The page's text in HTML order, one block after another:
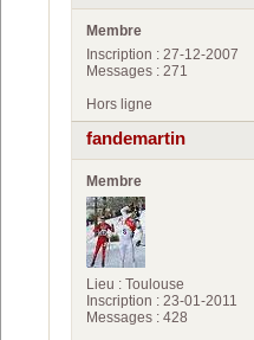
Membre
Inscription : 27-12-2007
Messages : 271
Hors ligne
fandemartin
Membre
Lieu : Toulouse
Inscription : 23-01-2011
Messages : 428